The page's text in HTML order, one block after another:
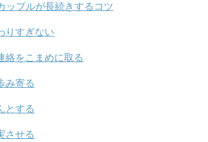
ップルが長続きするコツ
りすぎない
絡をこまめに取る
み寄る
とする
させる